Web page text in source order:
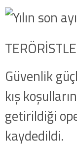
Güvenlik
kış
getirildiği
kaydedildi.